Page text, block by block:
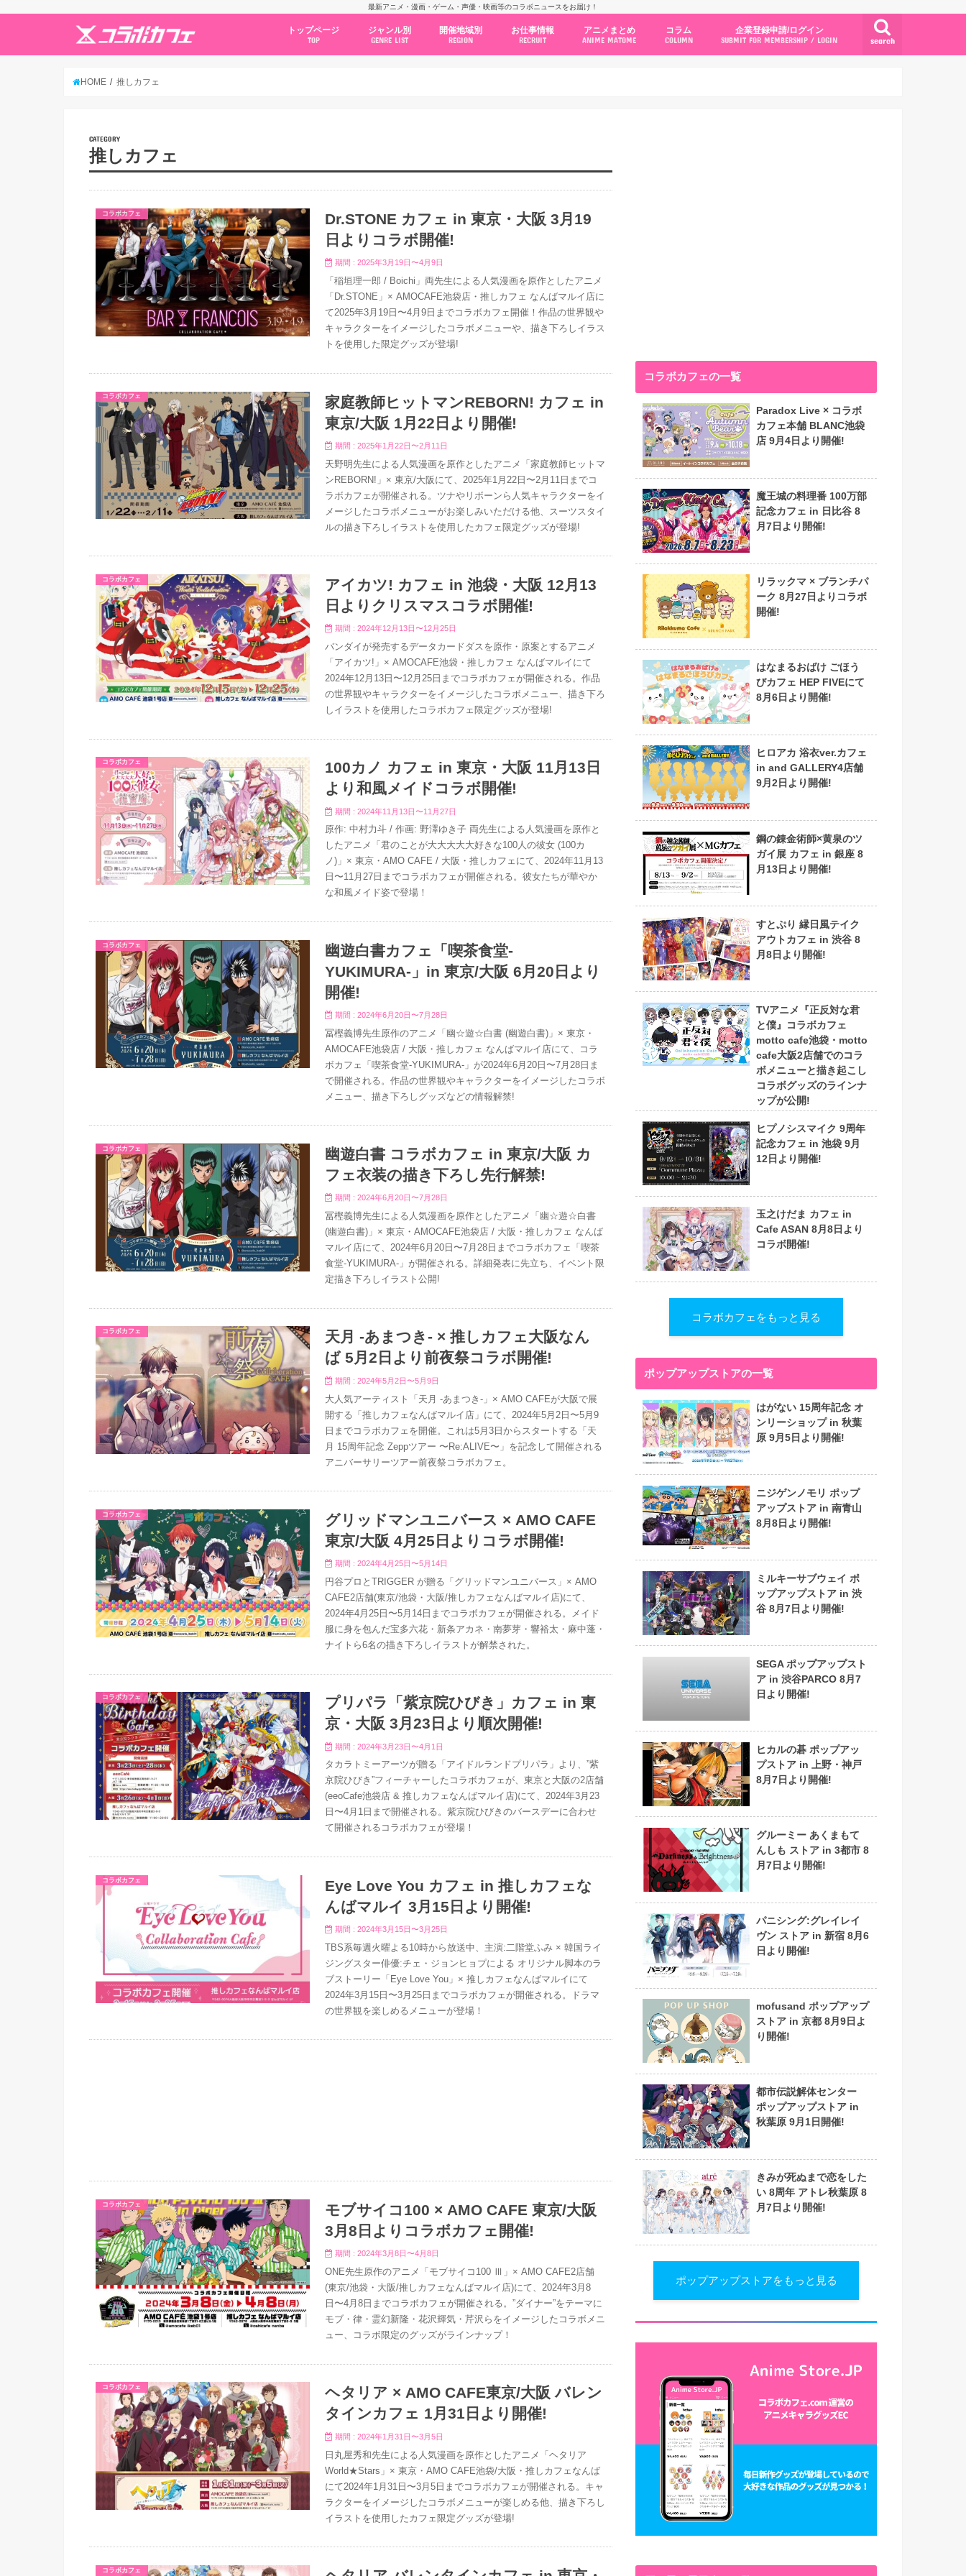
最新アニメ・漫画・ゲーム・声優・映画等のコラボニュースをお届け！
search
トップページ
TOP
ジャンル別
GENRE LIST
開催地域別
REGION
お仕事情報
RECRUIT
アニメまとめ
ANIME MATOME
コラム
COLUMN
企業登録申請/ログイン
SUBMIT FOR MEMBERSHIP / LOGIN
HOME 推しカフェ
CATEGORY
推しカフェ
コラボカフェ
Dr.STONE カフェ in 東京・大阪 3月19
日よりコラボ開催!
期間 : 2025年3月19日〜4月9日
「稲垣理一郎 / Boichi」両先生による人気漫画を原作としたアニメ
「Dr.STONE」× AMOCAFE池袋店・推しカフェ なんばマルイ店に
て2025年3月19日〜4月9日までコラボカフェ開催！作品の世界観や
キャラクターをイメージしたコラボメニューや、描き下ろしイラス
トを使用した限定グッズが登場!
コラボカフェ
家庭教師ヒットマンREBORN! カフェ in
東京/大阪 1月22日より開催!
期間 : 2025年1月22日〜2月11日
天野明先生による人気漫画を原作としたアニメ「家庭教師ヒットマ
ンREBORN!」× 東京/大阪にて、2025年1月22日〜2月11日までコ
ラボカフェが開催される。ツナやリボーンら人気キャラクターをイ
メージしたコラボメニューがお楽しみいただける他、スーツスタイ
ルの描き下ろしイラストを使用したカフェ限定グッズが登場!
コラボカフェ
アイカツ! カフェ in 池袋・大阪 12月13
日よりクリスマスコラボ開催!
期間 : 2024年12月13日〜12月25日
バンダイが発売するデータカードダスを原作・原案とするアニメ
「アイカツ!」× AMOCAFE池袋・推しカフェ なんばマルイにて
2024年12月13日〜12月25日までコラボカフェが開催される。作品
の世界観やキャラクターをイメージしたコラボメニュー、描き下ろ
しイラストを使用したコラボカフェ限定グッズが登場!
コラボカフェ
100カノ カフェ in 東京・大阪 11月13日
より和風メイドコラボ開催!
期間 : 2024年11月13日〜11月27日
原作: 中村力斗 / 作画: 野澤ゆき子 両先生による人気漫画を原作と
したアニメ「君のことが大大大大大好きな100人の彼女 (100カ
ノ)」× 東京・AMO CAFE / 大阪・推しカフェにて、2024年11月13
日〜11月27日までコラボカフェが開催される。彼女たちが華やか
な和風メイド姿で登場！
コラボカフェ
幽遊白書カフェ「喫茶食堂-
YUKIMURA-」in 東京/大阪 6月20日より
開催!
期間 : 2024年6月20日〜7月28日
冨樫義博先生原作のアニメ「幽☆遊☆白書 (幽遊白書)」× 東京・
AMOCAFE池袋店 / 大阪・推しカフェ なんばマルイ店にて、コラ
ボカフェ「喫茶食堂-YUKIMURA-」が2024年6月20日〜7月28日ま
で開催される。作品の世界観やキャラクターをイメージしたコラボ
メニュー、描き下ろしグッズなどの情報解禁!
コラボカフェ
幽遊白書 コラボカフェ in 東京/大阪 カ
フェ衣装の描き下ろし先行解禁!
期間 : 2024年6月20日〜7月28日
冨樫義博先生による人気漫画を原作としたアニメ「幽☆遊☆白書
(幽遊白書)」× 東京・AMOCAFE池袋店 / 大阪・推しカフェ なんば
マルイ店にて、2024年6月20日〜7月28日までコラボカフェ「喫茶
食堂-YUKIMURA-」が開催される。詳細発表に先立ち、イベント限
定描き下ろしイラスト公開!
コラボカフェ
天月 -あまつき- × 推しカフェ大阪なん
ば 5月2日より前夜祭コラボ開催!
期間 : 2024年5月2日〜5月9日
大人気アーティスト「天月 -あまつき-」× AMO CAFEが大阪で展
開する「推しカフェなんばマルイ店」にて、2024年5月2日〜5月9
日までコラボカフェを開催。これは5月3日からスタートする「天
月 15周年記念 Zeppツアー 〜Re:ALIVE〜」を記念して開催される
アニバーサリーツアー前夜祭コラボカフェ。
コラボカフェ
グリッドマンユニバース × AMO CAFE
東京/大阪 4月25日よりコラボ開催!
期間 : 2024年4月25日〜5月14日
円谷プロとTRIGGER が贈る「グリッドマンユニバース」× AMO
CAFE2店舗(東京/池袋・大阪/推しカフェなんばマルイ店)にて、
2024年4月25日〜5月14日までコラボカフェが開催される。メイド
服に身を包んだ宝多六花・新条アカネ・南夢芽・響裕太・麻中蓬・
ナイトら6名の描き下ろしイラストが解禁された。
コラボカフェ
プリパラ「紫京院ひびき」カフェ in 東
京・大阪 3月23日より順次開催!
期間 : 2024年3月23日〜4月1日
タカラトミーアーツが贈る「アイドルランドプリパラ」より、”紫
京院ひびき”フィーチャーしたコラボカフェが、東京と大阪の2店舗
(eeoCafe池袋店 & 推しカフェなんばマルイ店)にて、2024年3月23
日〜4月1日まで開催される。紫京院ひびきのバースデーに合わせ
て開催されるコラボカフェが登場！
コラボカフェ
Eye Love You カフェ in 推しカフェな
んばマルイ 3月15日より開催!
期間 : 2024年3月15日〜3月25日
TBS系毎週火曜よる10時から放送中、主演:二階堂ふみ × 韓国ライ
ジングスター俳優:チェ・ジョンヒョプによる オリジナル脚本のラ
ブストーリー「Eye Love You」× 推しカフェなんばマルイにて
2024年3月15日〜3月25日までコラボカフェが開催される。ドラマ
の世界観を楽しめるメニューが登場！
コラボカフェ
モブサイコ100 × AMO CAFE 東京/大阪
3月8日よりコラボカフェ開催!
期間 : 2024年3月8日〜4月8日
ONE先生原作のアニメ「モブサイコ100 Ⅲ」× AMO CAFE2店舗
(東京/池袋・大阪/推しカフェなんばマルイ店)にて、2024年3月8
日〜4月8日までコラボカフェが開催される。”ダイナー”をテーマに
モブ・律・霊幻新隆・花沢輝気・芹沢らをイメージしたコラボメニ
ュー、コラボ限定のグッズがラインナップ！
コラボカフェ
ヘタリア × AMO CAFE東京/大阪 バレン
タインカフェ 1月31日より開催!
期間 : 2024年1月31日〜3月5日
日丸屋秀和先生による人気漫画を原作としたアニメ「ヘタリア
World★Stars」× 東京・AMO CAFE池袋/大阪・推しカフェなんば
にて2024年1月31日〜3月5日までコラボカフェが開催される。キャ
ラクターをイメージしたコラボメニューが楽しめる他、描き下ろし
イラストを使用したカフェ限定グッズが登場!
コラボカフェ
コラボカフェの一覧
Paradox Live × コラボ
カフェ本舗 BLANC池袋
店 9月4日より開催!
魔王城の料理番 100万部
記念カフェ in 日比谷 8
月7日より開催!
リラックマ × ブランチパ
ーク 8月27日よりコラボ
開催!
はなまるおばけ ごほう
びカフェ HEP FIVEにて
8月6日より開催!
ヒロアカ 浴衣ver.カフェ
in and GALLERY4店舗
9月2日より開催!
鋼の錬金術師×黄泉のツ
ガイ展 カフェ in 銀座 8
月13日より開催!
すとぷり 縁日風テイク
アウトカフェ in 渋谷 8
月8日より開催!
TVアニメ『正反対な君
と僕』コラボカフェ
motto cafe池袋・motto
cafe大阪2店舗でのコラ
ボメニューと描き起こし
コラボグッズのラインナ
ップが公開!
ヒプノシスマイク 9周年
記念カフェ in 池袋 9月
12日より開催!
玉之けだま カフェ in
Cafe ASAN 8月8日より
コラボ開催!
コラボカフェをもっと見る
ポップアップストアの一覧
はがない 15周年記念 オ
ンリーショップ in 秋葉
原 9月5日より開催!
ニジゲンノモリ ポップ
アップストア in 南青山
8月8日より開催!
ミルキーサブウェイ ポ
ップアップストア in 渋
谷 8月7日より開催!
SEGA ポップアップスト
ア in 渋谷PARCO 8月7
日より開催!
ヒカルの碁 ポップアッ
プストア in 上野・神戸
8月7日より開催!
グルーミー あくまもて
んしも ストア in 3都市 8
月7日より開催!
パニシング:グレイレイ
ヴン ストア in 新宿 8月6
日より開催!
mofusand ポップアップ
ストア in 京都 8月9日よ
り開催!
都市伝説解体センター
ポップアップストア in
秋葉原 9月1日開催!
きみが死ぬまで恋をした
い 8周年 アトレ秋葉原 8
月7日より開催!
ポップアップストアをもっと見る